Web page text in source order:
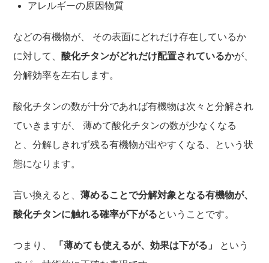
アレルギーの原因物質
などの有機物が、 その表面にどれだけ存在しているか
に対して、酸化チタンがどれだけ配置されているかが、
分解効率を左右します。
酸化チタンの数が十分であれば有機物は次々と分解され
ていきますが、 薄めて酸化チタンの数が少なくなる
と、分解しきれず残る有機物が出やすくなる、という状
態になります。
言い換えると、薄めることで分解対象となる有機物が、
酸化チタンに触れる確率が下がるということです。
つまり、 「薄めても使えるが、効果は下がる」
という